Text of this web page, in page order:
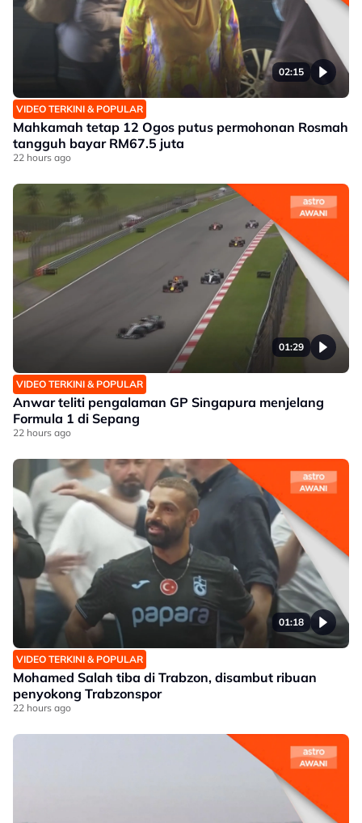
02:15
VIDEO TERKINI & POPULAR
Mahkamah tetap 12 Ogos putus permohonan Rosmah
tangguh bayar RM67.5 juta
22 hours ago
01:29
VIDEO TERKINI & POPULAR
Anwar teliti pengalaman GP Singapura menjelang
Formula 1 di Sepang
22 hours ago
01:18
VIDEO TERKINI & POPULAR
Mohamed Salah tiba di Trabzon, disambut ribuan
penyokong Trabzonspor
22 hours ago